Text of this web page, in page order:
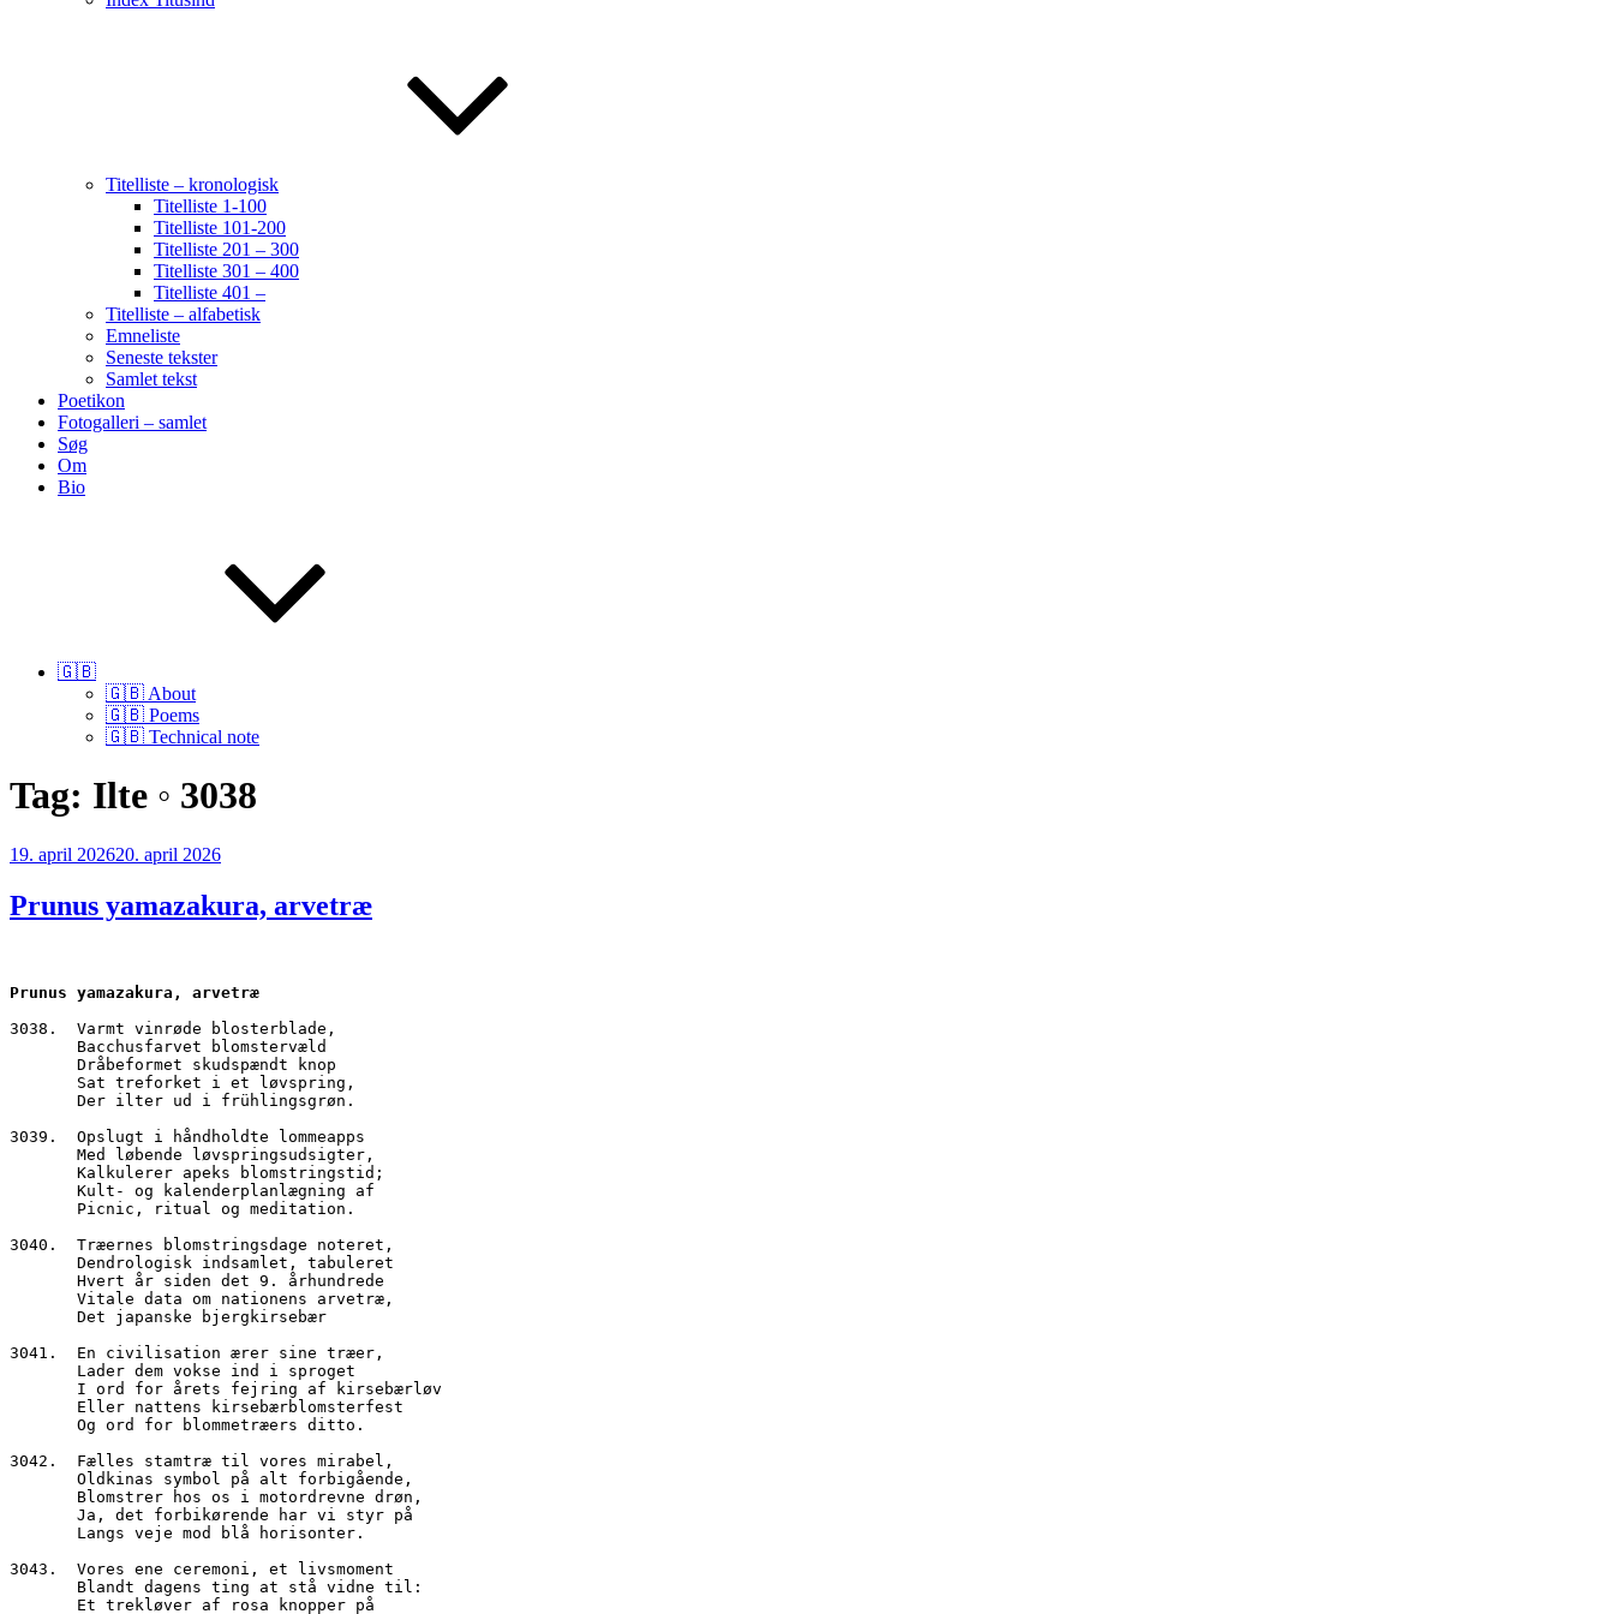
Titelliste – kronologisk
Titelliste 1-100
Titelliste 101-200
Titelliste 201 – 300
Titelliste 301 – 400
Titelliste 401 –
Titelliste – alfabetisk
Emneliste
Seneste tekster
Samlet tekst
Poetikon
Fotogalleri – samlet
Søg
Om
Bio
🇬🇧
🇬🇧 About
🇬🇧 Poems
🇬🇧 Technical note
Tag: Ilte ◦ 3038
Udgivet
19. april 202620. april 2026
Prunus yamazakura, arvetræ
Prunus yamazakura, arvetræ
3038.  Varmt vinrøde blosterblade,
       Bacchusfarvet blomstervæld
       Dråbeformet skudspændt knop
       Sat treforket i et løvspring,
       Der ilter ud i frühlingsgrøn.
3039.  Opslugt i håndholdte lommeapps
       Med løbende løvspringsudsigter,
       Kalkulerer apeks blomstringstid;
       Kult- og kalenderplanlægning af
       Picnic, ritual og meditation.
3040.  Træernes blomstringsdage noteret,
       Dendrologisk indsamlet, tabuleret
       Hvert år siden det 9. århundrede
       Vitale data om nationens arvetræ,
       Det japanske bjergkirsebær
3041.  En civilisation ærer sine træer,
       Lader dem vokse ind i sproget
       I ord for årets fejring af kirsebærløv
       Eller nattens kirsebærblomsterfest
       Og ord for blommetræers ditto.
3042.  Fælles stamtræ til vores mirabel,
       Oldkinas symbol på alt forbigående,
       Blomstrer hos os i motordrevne drøn,
       Ja, det forbikørende har vi styr på
       Langs veje mod blå horisonter.
3043.  Vores ene ceremoni, et livsmoment
       Blandt dagens ting at stå vidne til:
       Et trekløver af rosa knopper på